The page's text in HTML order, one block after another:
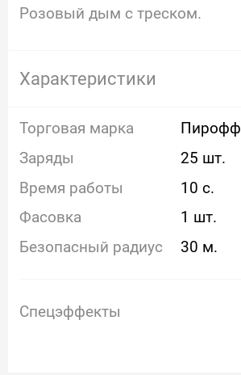
Розовый дым с треском.
Характеристики
Торговая марка
Пирофф
Заряды
25 шт.
Время работы
10 с.
Фасовка
1 шт.
Безопасный радиус
30 м.
Спецэффекты